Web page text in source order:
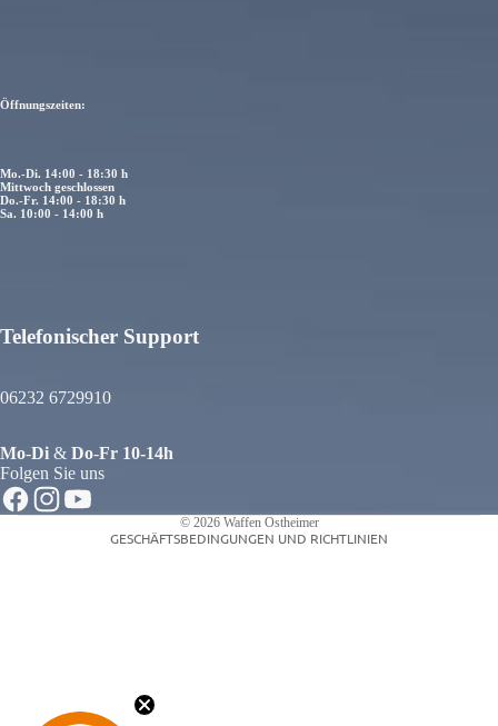
Öffnungszeiten:
Mo.-Di. 14:00 - 18:30 h
Mittwoch geschlossen
Do.-Fr. 14:00 - 18:30 h
Sa. 10:00 - 14:00 h
Telefonischer Support
06232 6729910
Mo-Di & Do-Fr 10-14h
Folgen Sie uns
© 2026 Waffen Ostheimer
GESCHÄFTSBEDINGUNGEN UND RICHTLINIEN